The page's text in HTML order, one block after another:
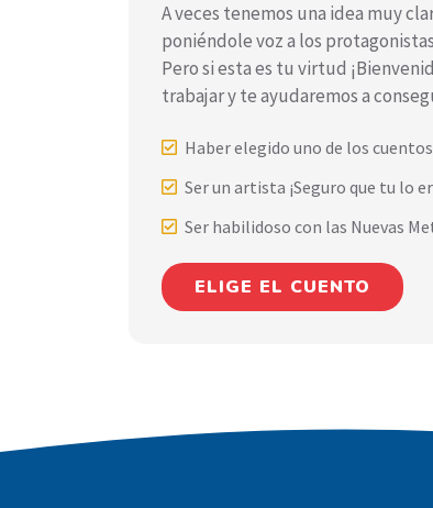
A veces tenemos una idea muy
poniéndole voz a los
Pero si esta es tu virtud
trabajar y te ayudaremos a
Haber elegido uno de los
Ser un artista ¡Seguro que tu lo
Ser habilidoso con las Nuevas
ELIGE EL CUENTO